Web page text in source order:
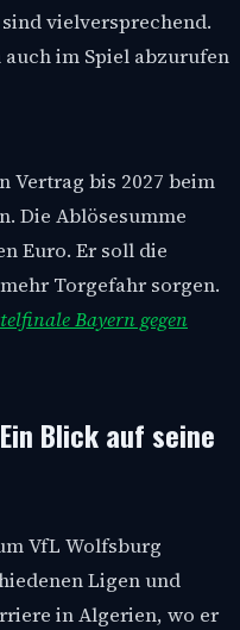
vielversprechend.
im Spiel abzurufen
Vertrag bis 2027 beim
Die Ablösesumme
Euro. Er soll die
Torgefahr sorgen.
Bayern gegen
Blick auf seine
VfL Wolfsburg
Ligen und
in Algerien, wo er